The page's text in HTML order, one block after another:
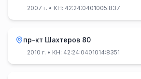
2007 г. • КН: 42:24:0401005:837
пр-кт Шахтеров 80
2010 г. • КН: 42:24:0401014:8351